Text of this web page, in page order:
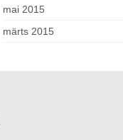
mai 2015
märts 2015